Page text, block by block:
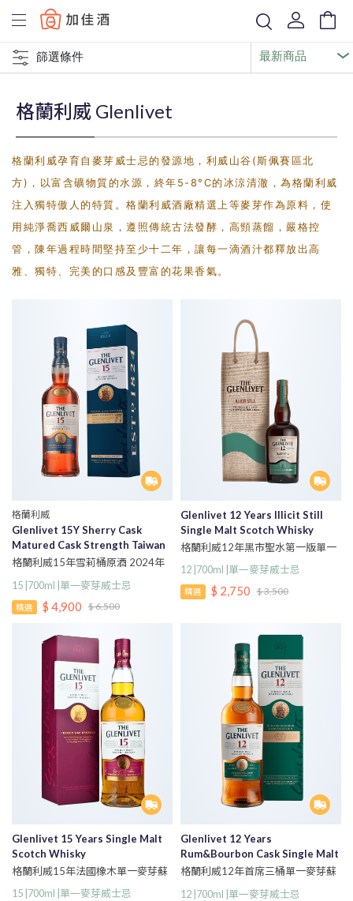
Baccus
篩選條件
格蘭利威 Glenlivet
格蘭利威孕育自麥芽威士忌的發源地，利威山谷(斯佩賽區北
方)，以富含礦物質的水源，終年5-8°C的冰涼清澈，為格蘭利威
注入獨特傲人的特質。格蘭利威酒廠精選上等麥芽作為原料，使
用純淨喬西威爾山泉，遵照傳統古法發酵，高頸蒸餾，嚴格控
管，陳年過程時間堅持至少十二年，讓每一滴酒汁都釋放出高
雅、獨特、完美的口感及豐富的花果香氣。
格蘭利威
Glenlivet 15Y Sherry Cask
Matured Cask Strength Taiwan
Exclusive 2024 Limited Edition
格蘭利威15年雪莉桶原酒 2024年
限量臻藏版
15 |700ml |單一麥芽威士忌
精選 $ 4,900 $ 6,500
Glenlivet 12 Years Illicit Still
Single Malt Scotch Whisky
格蘭利威12年黑市聖水第一版單一
麥芽蘇格蘭威士忌700ml
12 |700ml |單一麥芽威士忌
精選 $ 2,750 $ 3,500
Glenlivet 15 Years Single Malt
Scotch Whisky
格蘭利威15年法國橡木單一麥芽蘇
格蘭威士忌
15 |700ml |單一麥芽威士忌
Glenlivet 12 Years
Rum&Bourbon Cask Single Malt
Scotch Whisky
格蘭利威12年首席三桶單一麥芽蘇
格蘭威士忌700ml
12 |700ml |單一麥芽威士忌